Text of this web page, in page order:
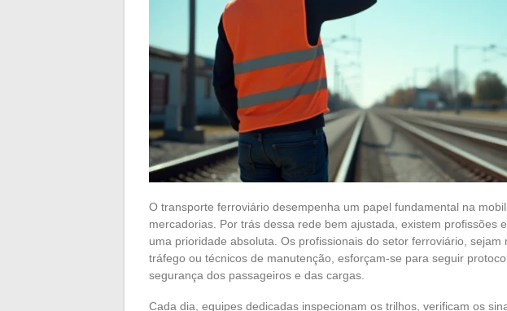
O transporte ferroviário desempenha um papel fundamental na
mercadorias. Por trás dessa rede bem ajustada, existem profissões
uma prioridade absoluta. Os profissionais do setor ferroviário, sejam
tráfego ou técnicos de manutenção, esforçam-se para seguir
segurança dos passageiros e das cargas.
Cada dia, equipes dedicadas inspecionam os trilhos, verificam os